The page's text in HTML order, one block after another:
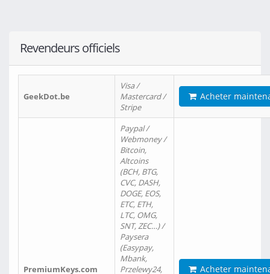
Revendeurs officiels
GeekDot.be
Visa /
Mastercard /
Stripe
Acheter
PremiumKeys.com
Paypal /
Webmoney /
Bitcoin,
Altcoins
(BCH, BTG,
CVC, DASH,
DOGE, EOS,
ETC, ETH,
LTC, OMG,
SNT, ZEC…) /
Paysera
(Easypay,
Mbank,
Przelewy24,
Acheter